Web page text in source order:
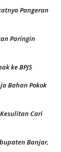
Pangeran
Paringin
ke BPJS
Bahan Pokok
Cari
Banjar,